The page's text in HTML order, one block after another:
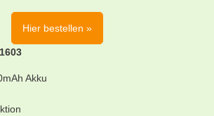
Hier bestellen »
Akku